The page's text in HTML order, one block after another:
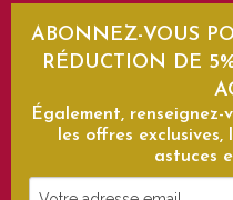
ABONNEZ-VOUS
RÉDUCTION DE
Également,
les offres
astuces
Votre